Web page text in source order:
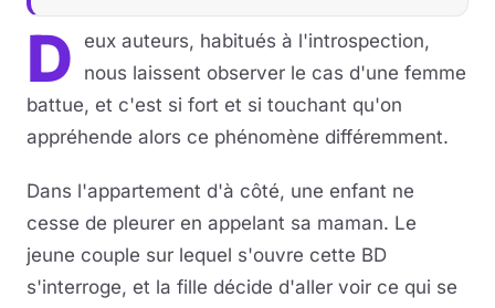
D
eux auteurs, habitués à l'introspection,
nous laissent observer le cas d'une femme
battue, et c'est si fort et si touchant qu'on
appréhende alors ce phénomène différemment.
Dans l'appartement d'à côté, une enfant ne
cesse de pleurer en appelant sa maman. Le
jeune couple sur lequel s'ouvre cette BD
s'interroge, et la fille décide d'aller voir ce qui se